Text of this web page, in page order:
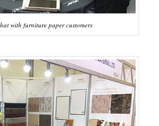
with furniture paper customers